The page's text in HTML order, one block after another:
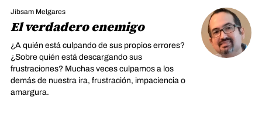
Jibsam Melgares
El verdadero enemigo
¿A quién está culpando de sus propios errores?
¿Sobre quién está descargando sus
frustraciones? Muchas veces culpamos a los
demás de nuestra ira, frustración, impaciencia o
amargura.